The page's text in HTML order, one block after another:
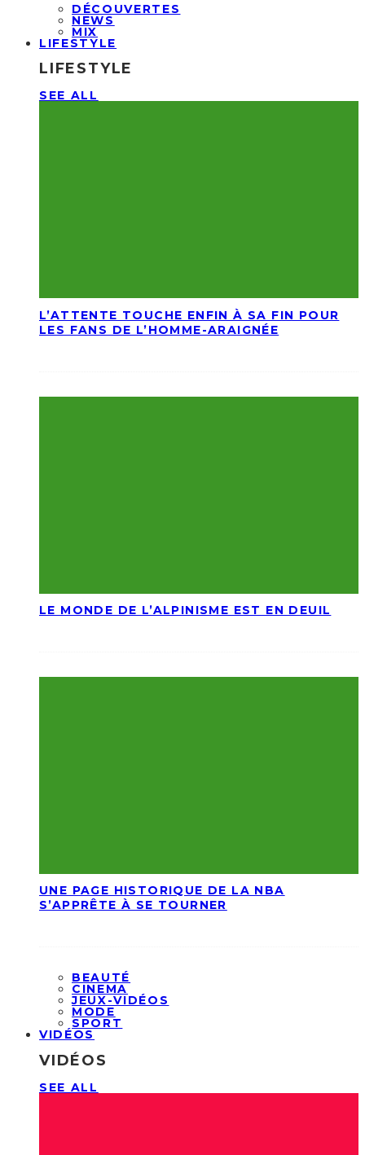
DÉCOUVERTES
NEWS
MIX
LIFESTYLE
LIFESTYLE
SEE ALL
L’ATTENTE TOUCHE ENFIN À SA FIN POUR
LES FANS DE L’HOMME-ARAIGNÉE
LE MONDE DE L’ALPINISME EST EN DEUIL
UNE PAGE HISTORIQUE DE LA NBA
S’APPRÊTE À SE TOURNER
BEAUTÉ
CINEMA
JEUX-VIDÉOS
MODE
SPORT
VIDÉOS
VIDÉOS
SEE ALL